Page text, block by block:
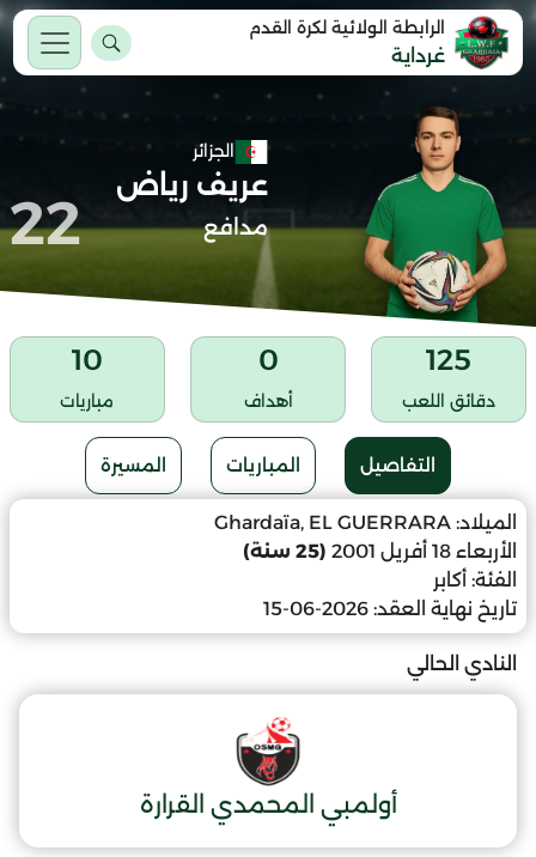
الرابطة الولائية لكرة القدم
غرداية
الجزائر
عريف رياض
مدافع 22
125
دقائق اللعب
0
أهداف
10
مباريات
التفاصيل المباريات المسيرة
الميلاد: Ghardaïa, EL GUERRARA
الأربعاء 18 أفريل 2001
(25 سنة)
الفئة: أكابر
تاريخ نهاية العقد: 2026-06-15
النادي الحالي
أولمبي المحمدي القرارة